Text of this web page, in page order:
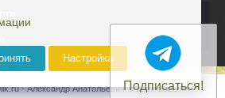
- Александр Анатольевич © 2007-2026
Подписаться!
Настройка